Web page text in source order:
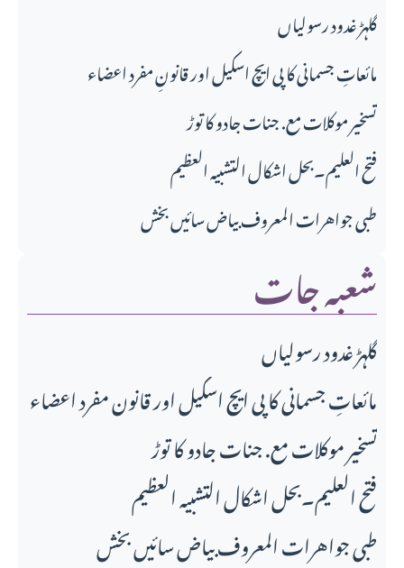
گلہڑ غدود رسولیاں
مائعاتِ جسمانی کا پی ایچ اسکیل اور قانونِ مفرد اعضاء
تسخیر موکلات مع. جنات جادو کا توڑ
فتح العلیم۔بحل اشکال التشبیہ العظیم
طبی جواهرات المعروف بیاض سائیں بخش
شعبہ جات
گلہڑ غدود رسولیاں
مائعاتِ جسمانی کا پی ایچ اسکیل اور قانونِ مفرد اعضاء
تسخیر موکلات مع. جنات جادو کا توڑ
فتح العلیم۔بحل اشکال التشبیہ العظیم
طبی جواهرات المعروف بیاض سائیں بخش